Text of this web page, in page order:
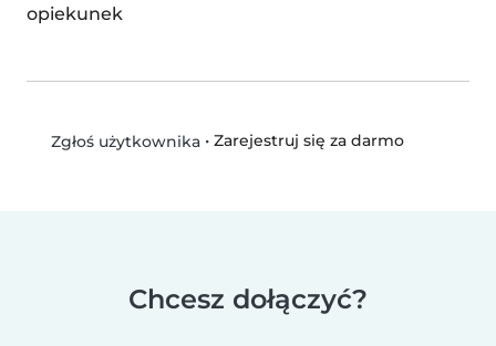
opiekunek
Zgłoś użytkownika• Zarejestruj się za darmo
Chcesz dołączyć?